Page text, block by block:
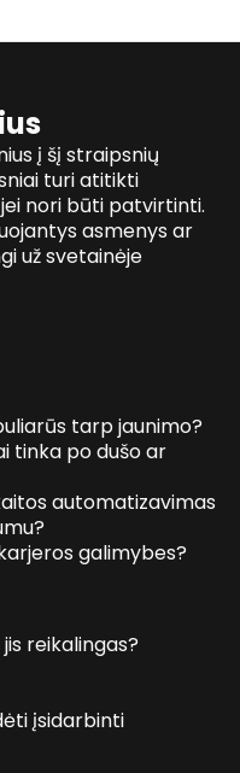
į šį straipsnių
turi atitikti
nori būti patvirtinti.
asmenys ar
už svetainėje
tarp jaunimo?
tinka po dušo ar
automatizavimas
galimybes?
reikalingas?
įsidarbinti